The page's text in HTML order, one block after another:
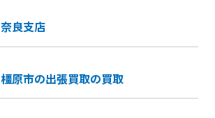
奈良支店
橿原市の出張買取の買取